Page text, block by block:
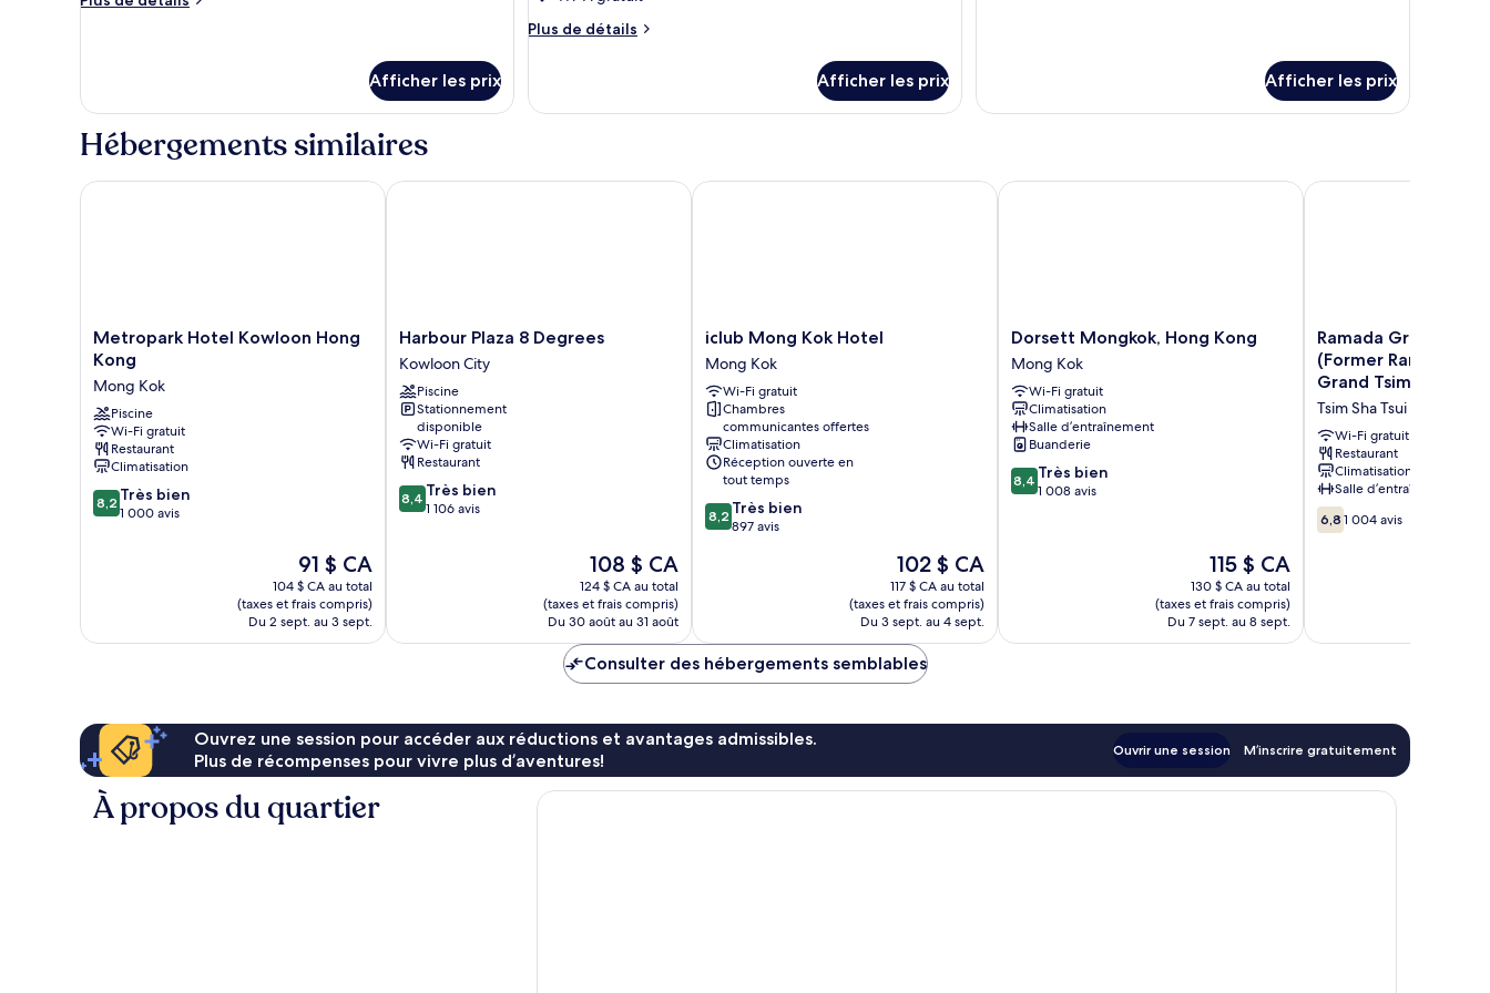
exécutive
Afficher les prix
Plus de détails
Plus
Chambre
Afficher les prix Afficher les prix
Hébergements similaires
Metropark
Hotel
Kowloon
Hong
Kong
Mong
Kok
Metropark Hotel Kowloon Hong
Kong
Mong Kok
Piscine
Wi-Fi gratuit
Restaurant
Climatisation
8.2
sur
8,2 Très bien
1 000 avis
Le
prix
est
de
91 $ CA
91 $ CA
104 $ CA au total
(taxes et frais compris)
Du 2 sept. au 3 sept.
Metropark Hotel Kowloon Hong Kong
Harbour
Plaza
8
Degrees
Kowloon
City
Harbour Plaza 8 Degrees
Kowloon City
Piscine
Stationnement
disponible
Wi-Fi gratuit
Restaurant
8.4
sur
8,4 Très bien
1 106 avis
Le
prix
est
de
108 $ CA
108 $ CA
124 $ CA au total
(taxes et frais compris)
Du 30 août au 31 août
Harbour Plaza 8 Degrees
iclub
Mong
Kok
Hotel
Mong
Kok
iclub Mong Kok Hotel
Mong Kok
Wi-Fi gratuit
Chambres
communicantes offertes
Climatisation
Réception ouverte en
tout temps
8.2
sur
8,2 Très bien
897 avis
Le
prix
est
de
102 $ CA
102 $ CA
117 $ CA au total
(taxes et frais compris)
Du 3 sept. au 4 sept.
iclub Mong Kok Hotel
Dorsett
Mongkok,
Hong
Kong
Mong
Kok
Dorsett Mongkok, Hong Kong
Mong Kok
Wi-Fi gratuit
Climatisation
Salle d’entraînement
Buanderie
8.4
sur
8,4 Très bien
1 008 avis
Le
prix
est
de
115 $ CA
115 $ CA
130 $ CA au total
(taxes et frais compris)
Du 7 sept. au 8 sept.
Dorsett Mongkok, Hong Kong
Ramada
Grand
Tsim
Sha
Tsui
(Former
Ramada
Hong
Kong
Grand
Tsim
Ramada Grand Tsim
(Former Ramada
Grand Tsim Sha Tsui)
Tsim Sha Tsui
Wi-Fi gratuit
Restaurant
Climatisation
Salle d’entraînement
6.8
sur
6,8 1 004 avis
Ramada Grand Tsim
Consulter des hébergements semblables
Ouvrez une session pour accéder aux réductions et avantages admissibles.
Plus de récompenses pour vivre plus d’aventures!
Ouvrir une session M’inscrire gratuitement
À propos du quartier